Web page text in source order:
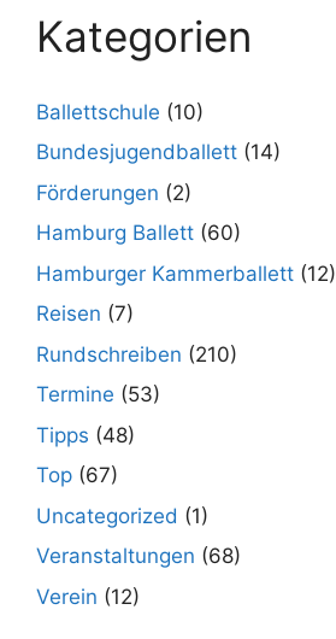
Kategorien
Ballettschule (10)
Bundesjugendballett (14)
Förderungen (2)
Hamburg Ballett (60)
Hamburger Kammerballett (12)
Reisen (7)
Rundschreiben (210)
Termine (53)
Tipps (48)
Top (67)
Uncategorized (1)
Veranstaltungen (68)
Verein (12)